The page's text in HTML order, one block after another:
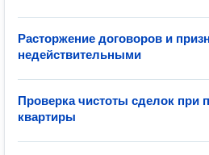
Расторжение договоров и
недействительными
Проверка чистоты сделок при
квартиры